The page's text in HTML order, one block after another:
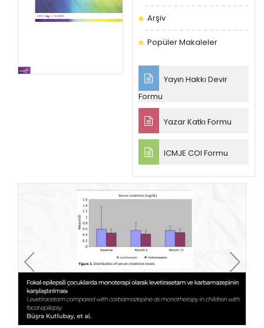
Arşiv
Popüler Makaleler
Yayın Hakkı Devir
Formu
Yazar Katkı Formu
ICMJE COI Formu